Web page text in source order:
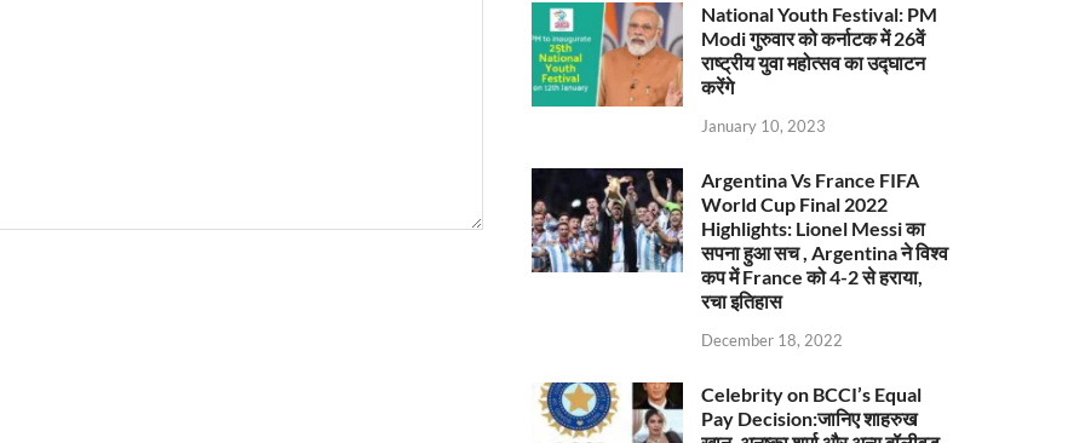
National Youth Festival: PM
Modi गुरुवार को कर्नाटक में 26वें
राष्ट्रीय युवा महोत्सव का उद्घाटन
करेंगे
January 10, 2023
Argentina Vs France FIFA
World Cup Final 2022
Highlights: Lionel Messi का
सपना हुआ सच , Argentina ने विश्व
कप में France को 4-2 से हराया,
रचा इतिहास
December 18, 2022
Celebrity on BCCI’s Equal
Pay Decision:जानिए शाहरुख